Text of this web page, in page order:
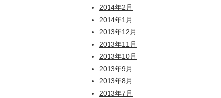
2014年2月
2014年1月
2013年12月
2013年11月
2013年10月
2013年9月
2013年8月
2013年7月